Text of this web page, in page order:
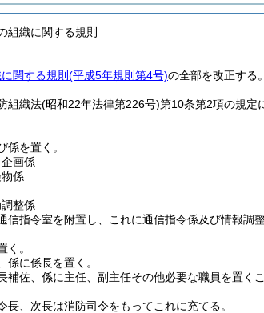
組織に関する規則
関する規則(平成5年規則第4号)の全部を改正する。
組織法(昭和22年法律第226号)第10条第2項の規定
係を置く。
画係
係
整係
信指令室を附置し、これに通信指令係及び情報調整
く。
係に係長を置く。
補佐、係に主任、副主任その他必要な職員を置くこ
長、次長は消防司令をもってこれに充てる。